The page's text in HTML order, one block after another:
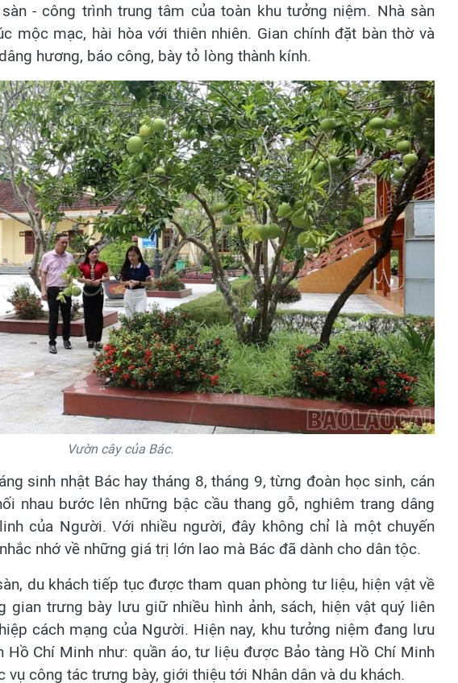
- công trình trung tâm của toàn khu tưởng niệm. Nhà sàn
mộc mạc, hài hòa với thiên nhiên. Gian chính đặt bàn thờ và
hương, báo công, bày tỏ lòng thành kính.
Vườn cây của Bác.
sinh nhật Bác hay tháng 8, tháng 9, từng đoàn học sinh, cán
nhau bước lên những bậc cầu thang gỗ, nghiêm trang dâng
của Người. Với nhiều người, đây không chỉ là một chuyến
nhớ về những giá trị lớn lao mà Bác đã dành cho dân tộc.
du khách tiếp tục được tham quan phòng tư liệu, hiện vật về
gian trưng bày lưu giữ nhiều hình ảnh, sách, hiện vật quý liên
cách mạng của Người. Hiện nay, khu tưởng niệm đang lưu
Hồ Chí Minh như: quần áo, tư liệu được Bảo tàng Hồ Chí Minh
vụ công tác trưng bày, giới thiệu tới Nhân dân và du khách.